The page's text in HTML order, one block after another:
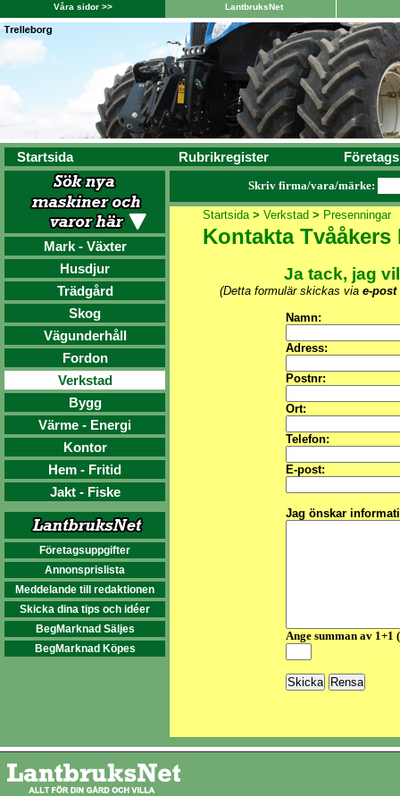
Våra sidor >> LantbruksNet
Startsida Rubrikregister
Mark - Växter
Husdjur
Trädgård
Skog
Vägunderhåll
Fordon
Verkstad
Bygg
Värme - Energi
Kontor
Hem - Fritid
Jakt - Fiske
Företagsuppgifter
Annonsprislista
Meddelande till redaktionen
Skicka dina tips och idéer
BegMarknad Säljes
BegMarknad Köpes
Skriv firma/vara/märke:
Startsida> Verkstad > Presenningar
Kontakta
Ja tack, jag
(Detta formulär skickas via e-post
Namn:
Adress:
Postnr:
Ort:
Telefon:
E-post:
Jag önskar
Ange summan av 1+1